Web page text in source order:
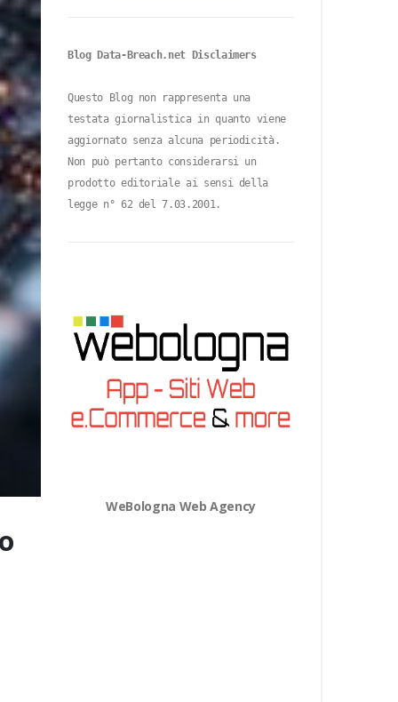
Blog Data-Breach.net Disclaimers
Questo Blog non rappresenta una
testata giornalistica in quanto viene
aggiornato senza alcuna periodicità.
Non può pertanto considerarsi un
prodotto editoriale ai sensi della
legge n° 62 del 7.03.2001.
WeBologna Web Agency